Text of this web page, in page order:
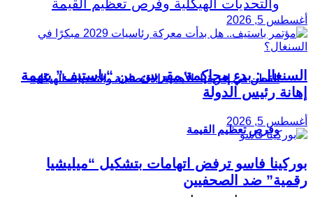
القطن في إفريقيا: الأهمية الاقتصادية والتحديات الهيكلية
وفرص تعظيم القيمة
أغسطس 5, 2026
السنغال: بدء محاكمة مقربين من “باستيف” بتهمة
إهانة رئيس الدولة
أغسطس 5, 2026
بوركينا فاسو ترفض اتهامات بتشكيل “ميليشيا
رقمية” ضد الصحفيين